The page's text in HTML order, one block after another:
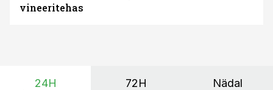
vineeritehas
24H 72H Nädal